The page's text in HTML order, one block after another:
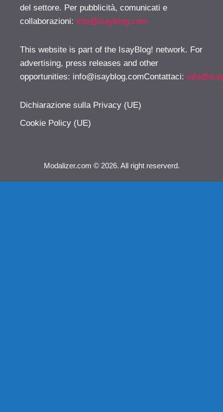
del settore. Per pubblicità, comunicati e
collaborazioni: info@isayblog.com
This website is part of the IsayBlog! network. For
advertising, press releases and other
opportunities: info@isayblog.comContattaci:
Dichiarazione sulla Privacy (UE)
Cookie Policy (UE)
Modalizer.com © 2026. All right reserverd.